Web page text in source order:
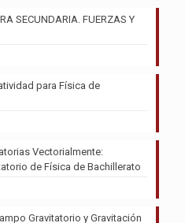
SECUNDARIA. FUERZAS Y
para Física de
Vectorialmente:
de Física de Bachillerato
Gravitatorio y Gravitación